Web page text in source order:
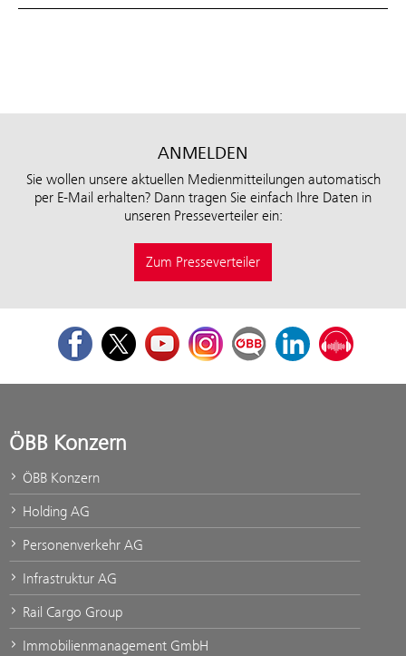
ANMELDEN
Sie wollen unsere aktuellen Medienmitteilungen automatisch
per E-Mail erhalten? Dann tragen Sie einfach Ihre Daten in
unseren Presseverteiler ein:
Zum Presseverteiler
FacebookTwitterYoutubeInstagramÖBB Corporate Blog
LinkedInPodcast
ÖBB Konzern
ÖBB Konzern
Holding AG
Personenverkehr AG
Infrastruktur AG
Rail Cargo Group
Immobilienmanagement GmbH